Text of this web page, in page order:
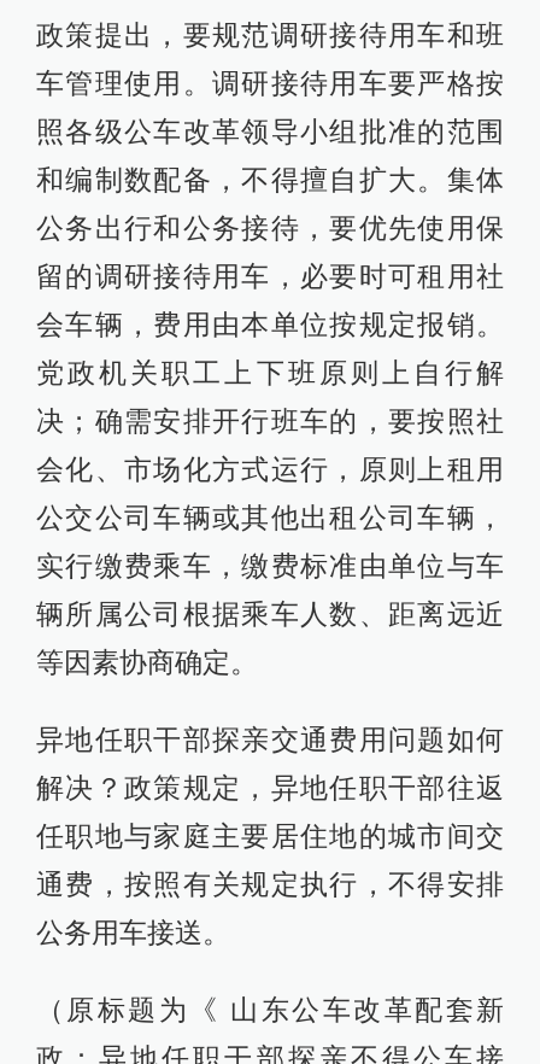
政策提出，要规范调研接待用车和班
车管理使用。调研接待用车要严格按
照各级公车改革领导小组批准的范围
和编制数配备，不得擅自扩大。集体
公务出行和公务接待，要优先使用保
留的调研接待用车，必要时可租用社
会车辆，费用由本单位按规定报销。
党政机关职工上下班原则上自行解
决；确需安排开行班车的，要按照社
会化、市场化方式运行，原则上租用
公交公司车辆或其他出租公司车辆，
实行缴费乘车，缴费标准由单位与车
辆所属公司根据乘车人数、距离远近
等因素协商确定。
异地任职干部探亲交通费用问题如何
解决？政策规定，异地任职干部往返
任职地与家庭主要居住地的城市间交
通费，按照有关规定执行，不得安排
公务用车接送。
（原标题为《 山东公车改革配套新